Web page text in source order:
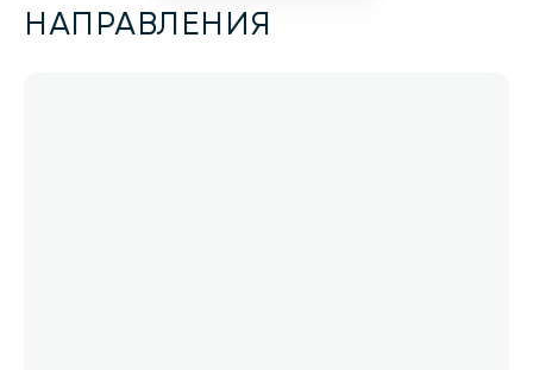
НАПРАВЛЕНИЯ